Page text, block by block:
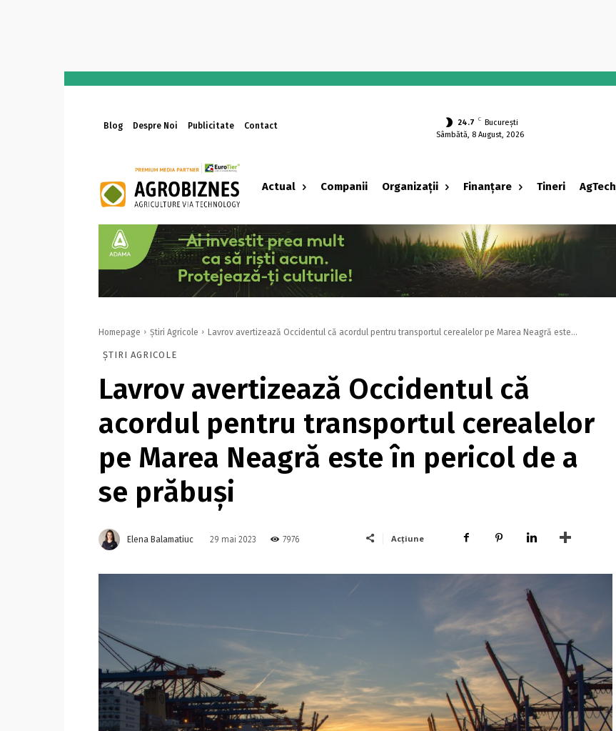
Blog Despre Noi Publicitate Contact 24.7 C
București
Sâmbătă, 8 August, 2026
Actual Companii Organizații Finanțare Tineri AgTech
-
Homepage Știri Agricole Lavrov avertizează Occidentul că acordul pentru transportul cerealelor pe Marea Neagră este...
ȘTIRI AGRICOLE
Lavrov avertizează Occidentul că
acordul pentru transportul cerealelor
pe Marea Neagră este în pericol de a
se prăbuşi
Elena Balamatiuc 29 mai 2023 7976 Acțiune